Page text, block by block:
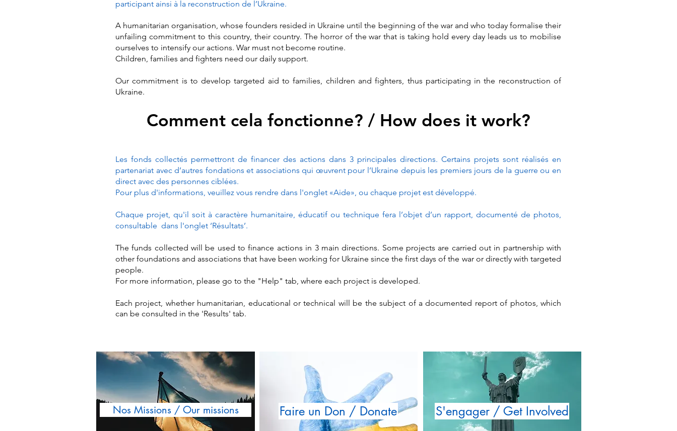
participant ainsi à la reconstruction de l’Ukraine.
A humanitarian organisation, whose founders resided in Ukraine until the beginning of the war and who today formalise their
unfailing commitment to this country, their country. The horror of the war that is taking hold every day leads us to mobilise
ourselves to intensify our actions. War must not become routine.
Children, families and fighters need our daily support.
Our commitment is to develop targeted aid to families, children and fighters, thus participating in the reconstruction of
Ukraine.
Comment cela fonctionne? / How does it work?
Les fonds collectés permettront de financer des actions dans 3 principales directions. Certains projets sont réalisés en
partenariat avec d’autres fondations et associations qui œuvrent pour l’Ukraine depuis les premiers jours de la guerre ou en
direct avec des personnes ciblées.
Pour plus d'informations, veuillez vous rendre dans l'onglet «Aide», ou chaque projet est développé.
Chaque projet, qu'il soit à caractère humanitaire, éducatif ou technique fera l’objet d’un rapport, documenté de photos,
consultable dans l'onglet ‘Résultats’.
The funds collected will be used to finance actions in 3 main directions. Some projects are carried out in partnership with
other foundations and associations that have been working for Ukraine since the first days of the war or directly with targeted
people.
For more information, please go to the "Help" tab, where each project is developed.
Each project, whether humanitarian, educational or technical will be the subject of a documented report of photos, which
can be consulted in the 'Results' tab.
Nos Missions / Our missions Faire un Don / Donate S'engager / Get Involved